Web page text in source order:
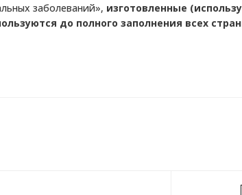
заболеваний», изготовленные
до полного заполнения всех